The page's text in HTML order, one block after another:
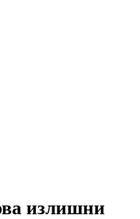
излишни